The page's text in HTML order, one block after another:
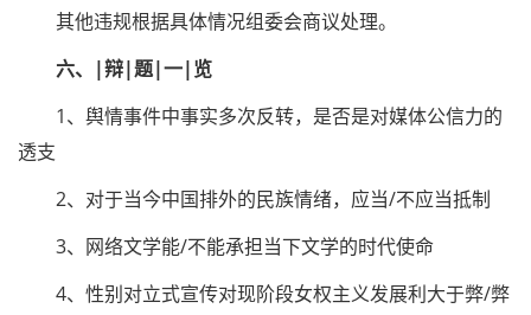
其他违规根据具体情况组委会商议处理。
六、|辩|题|一|览
1、舆情事件中事实多次反转，是否是对媒体公信力的
透支
2、对于当今中国排外的民族情绪，应当/不应当抵制
3、网络文学能/不能承担当下文学的时代使命
4、性别对立式宣传对现阶段女权主义发展利大于弊/弊